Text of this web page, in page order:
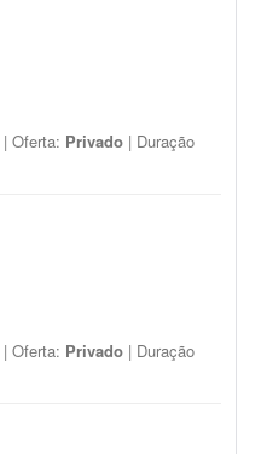
| Oferta: Privado | Duração
| Oferta: Privado | Duração